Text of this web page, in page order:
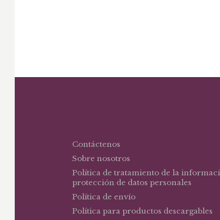
Contáctenos
Sobre nosotros
Política de tratamiento de la
protección de datos personales
Política de envío
Política para productos descargables